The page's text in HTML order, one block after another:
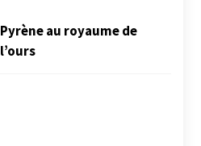
Pyrène au royaume de
l’ours